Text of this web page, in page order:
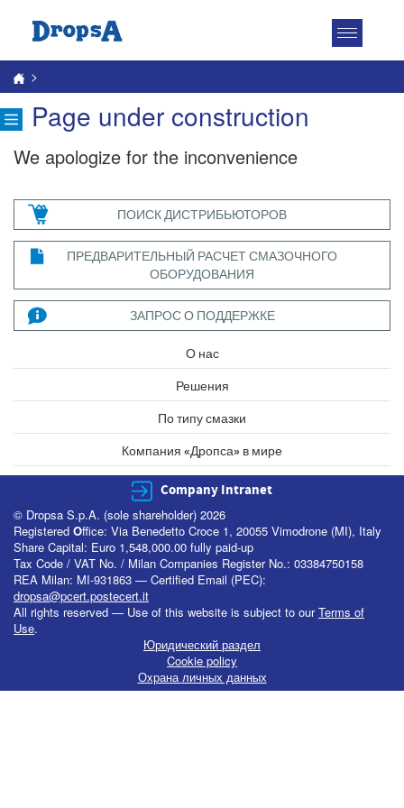
Toggle
>
Page under construction
We apologize for the inconvenience
ПОИСК ДИСТРИБЬЮТОРОВ
ПРЕДВАРИТЕЛЬНЫЙ РАСЧЕТ СМАЗОЧНОГО
ОБОРУДОВАНИЯ
ЗАПРОС О ПОДДЕРЖКЕ
О нас
Решения
По типу смазки
Компания «Дропса» в мире
Company Intranet
© Dropsa S.p.A. (sole shareholder) 2026
Registered Office: Via Benedetto Croce 1, 20055 Vimodrone (MI), Italy
Share Capital: Euro 1,548,000.00 fully paid-up
Tax Code / VAT No. / Milan Companies Register No.: 03384750158
REA Milan: MI-931863 — Certified Email (PEC):
dropsa@pcert.postecert.it
All rights reserved — Use of this website is subject to ourTerms of
Use.
Юридический раздел
Cookie policy
Охрана личных данных